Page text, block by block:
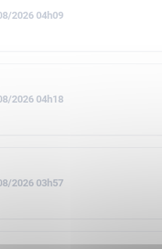
2026 04h09
2026 04h18
2026 03h57